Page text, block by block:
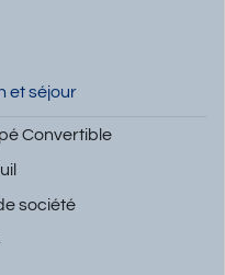
et séjour
Convertible
société